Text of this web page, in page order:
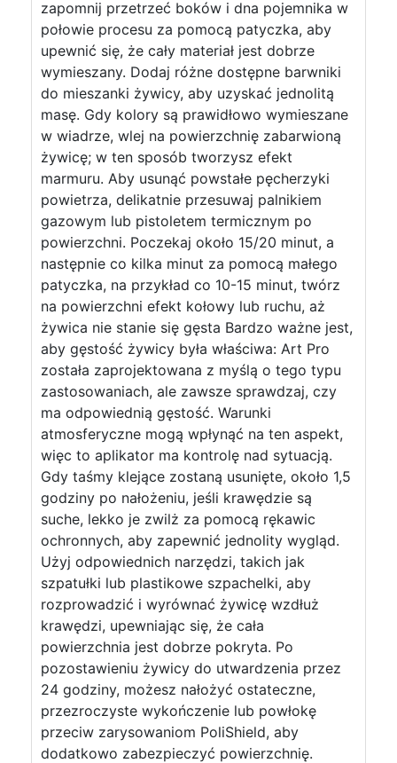
zapomnij przetrzeć boków i dna pojemnika w
połowie procesu za pomocą patyczka, aby
upewnić się, że cały materiał jest dobrze
wymieszany. Dodaj różne dostępne barwniki
do mieszanki żywicy, aby uzyskać jednolitą
masę. Gdy kolory są prawidłowo wymieszane
w wiadrze, wlej na powierzchnię zabarwioną
żywicę; w ten sposób tworzysz efekt
marmuru. Aby usunąć powstałe pęcherzyki
powietrza, delikatnie przesuwaj palnikiem
gazowym lub pistoletem termicznym po
powierzchni. Poczekaj około 15/20 minut, a
następnie co kilka minut za pomocą małego
patyczka, na przykład co 10-15 minut, twórz
na powierzchni efekt kołowy lub ruchu, aż
żywica nie stanie się gęsta Bardzo ważne jest,
aby gęstość żywicy była właściwa: Art Pro
została zaprojektowana z myślą o tego typu
zastosowaniach, ale zawsze sprawdzaj, czy
ma odpowiednią gęstość. Warunki
atmosferyczne mogą wpłynąć na ten aspekt,
więc to aplikator ma kontrolę nad sytuacją.
Gdy taśmy klejące zostaną usunięte, około 1,5
godziny po nałożeniu, jeśli krawędzie są
suche, lekko je zwilż za pomocą rękawic
ochronnych, aby zapewnić jednolity wygląd.
Użyj odpowiednich narzędzi, takich jak
szpatułki lub plastikowe szpachelki, aby
rozprowadzić i wyrównać żywicę wzdłuż
krawędzi, upewniając się, że cała
powierzchnia jest dobrze pokryta. Po
pozostawieniu żywicy do utwardzenia przez
24 godziny, możesz nałożyć ostateczne,
przezroczyste wykończenie lub powłokę
przeciw zarysowaniom PoliShield, aby
dodatkowo zabezpieczyć powierzchnię.